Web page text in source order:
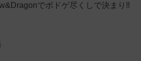
でボドゲ尽くしで決まり‼️